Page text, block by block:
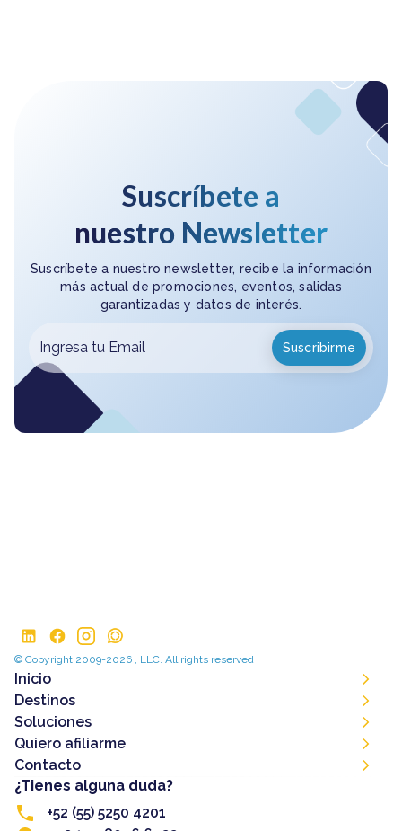
Suscríbete a
nuestro Newsletter
Suscríbete a nuestro newsletter, recibe la información
más actual de promociones, eventos, salidas
garantizadas y datos de interés.
© Copyright 2009-2026 , LLC. All rights reserved
Inicio
Destinos
Soluciones
Quiero afiliarme
Contacto
¿Tienes alguna duda?
+52 (55) 5250 4201